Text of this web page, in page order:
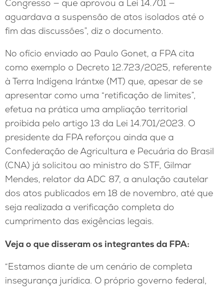
Congresso — que aprovou a Lei 14.701 —
aguardava a suspensão de atos isolados até o
fim das discussões”, diz o documento.
No ofício enviado ao Paulo Gonet, a FPA cita
como exemplo o Decreto 12.723/2025, referente
à Terra Indígena Irántxe (MT) que, apesar de se
apresentar como uma “retificação de limites”,
efetua na prática uma ampliação territorial
proibida pelo artigo 13 da Lei 14.701/2023. O
presidente da FPA reforçou ainda que a
Confederação de Agricultura e Pecuária do Brasil
(CNA) já solicitou ao ministro do STF, Gilmar
Mendes, relator da ADC 87, a anulação cautelar
dos atos publicados em 18 de novembro, até que
seja realizada a verificação completa do
cumprimento das exigências legais.
Veja o que disseram os integrantes da FPA:
“Estamos diante de um cenário de completa
insegurança jurídica. O próprio governo federal,